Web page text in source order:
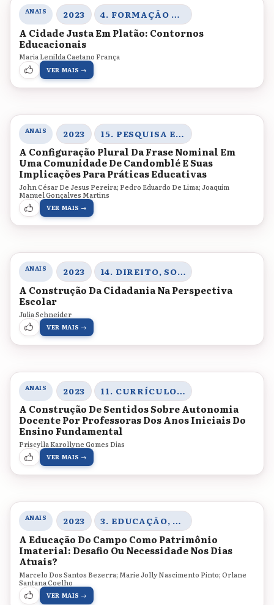
ANAIS 2023 4. FORMAÇÃO DE PROFESSORES, MEMÓRIAS E HISTÓRIA DA EDUCAÇÃO
A Cidade Justa Em Platão: Contornos
Educacionais
Maria Lenilda Caetano França
VER MAIS →
ANAIS 2023 15. PESQUISA E TRANSDISCIPLINARIDADE
A Configuração Plural Da Frase Nominal Em
Uma Comunidade De Candomblé E Suas
Implicações Para Práticas Educativas
John César De Jesus Pereira; Pedro Eduardo De Lima; Joaquim
Manuel Gonçalves Martins
VER MAIS →
ANAIS 2023 14. DIREITO, SOCIEDADE E CONTEMPORANEIDADE
A Construção Da Cidadania Na Perspectiva
Escolar
Julia Schneider
VER MAIS →
ANAIS 2023 11. CURRÍCULO, GESTÃO E ORGANIZAÇÃO DO TRABALHO PEDAGÓGICO
A Construção De Sentidos Sobre Autonomia
Docente Por Professoras Dos Anos Iniciais Do
Ensino Fundamental
Priscylla Karollyne Gomes Dias
VER MAIS →
ANAIS 2023 3. EDUCAÇÃO, SOCIEDADE E PRÁTICAS EDUCATIVAS
A Educação Do Campo Como Patrimônio
Imaterial: Desafio Ou Necessidade Nos Dias
Atuais?
Marcelo Dos Santos Bezerra; Marie Jolly Nascimento Pinto; Orlane
Santana Coelho
VER MAIS →